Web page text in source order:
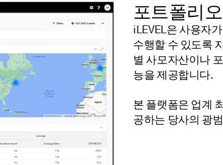
포트폴리
iLEVEL은 사용자
수행할 수 있도록
별 사모자산이나
능을 제공합니다.
본 플랫폼은 업계
공하는 당사의 광